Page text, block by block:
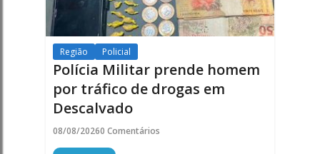
Região Policial
Polícia Militar prende homem
por tráfico de drogas em
Descalvado
08/08/20260 Comentários